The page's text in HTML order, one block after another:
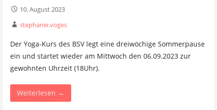
10. August 2023
stephanie.voges
Der Yoga-Kurs des BSV legt eine dreiwöchige Sommerpause
ein und startet wieder am Mittwoch den 06.09.2023 zur
gewohnten Uhrzeit (18Uhr).
Weiterlesen →